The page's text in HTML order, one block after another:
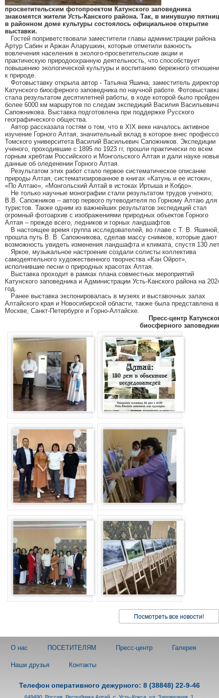
просветительским фотопроектом Катунского заповедника
знакомятся жители Усть-Канского района. Так, в минувшую
в районном доме культуры состоялось официальное открытие
выставки.
Гостей поприветствовали заместители главы администрации района
Артур Сабин и Аржан Аларушкин, которые отметили важность
вовлечения населения в эколого-просветительские акции и
практическую природоохранную деятельность, что способствует
повышению экологической культуры и воспитанию бережного
к природе.
Фотовыставку открыла автор - Татьяна Яшина, заместитель
Катунского биосферного заповедника по научной работе.
стала результатом десятилетней работы, в ходе которой было
более 6000 км маршрутов по следам экспедиций Василия
Сапожникова. Выставка подготовлена при поддержке Русского
географического общества.
Автор рассказала гостям о том, что в XIX веке началось активное
изучение Горного Алтая, значительный вклад в которое внес
Томского университета Василий Васильевич Сапожников. Экспедиции
ученого, проходившие с 1895 по 1923 гг, прошли практически по всем
горным хребтам Российского и Монгольского Алтая и дали науке
данные об оледенении Горного Алтая.
Результатом этих работ стало первое систематическое описание
природы Алтая, систематизированное в книгах «Катунь и ее истоки»,
«По Алтаю», «Монгольский Алтай в истоках Иртыша и Кобдо».
Не только научные монографии стали результатом трудов ученого;
В.В. Сапожников – автор первого путеводителя по Горному Алтаю для
туристов. Также одним из важнейших результатов экспедиций стал
огромный фотоархив с изображениями природных объектов Горного
Алтая – прежде всего, ледников и горных ландшафтов.
В настоящее время группа исследователей, во главе с Т. В. Яшиной,
прошла путь В. В. Сапожникова, сделав массу снимков, которые дают
возможность увидеть изменения ландшафта и климата, спустя 130
Яркое, музыкальное настроение создали солисты коллектива
самодеятельного художественного творчества «Кан Ойрот»,
исполнившие песни о природных красотах Алтая.
Выставка проходит в рамках плана совместных мероприятий
Катунского заповедника и Администрации Усть-Канского района на
год.
Ранее выставка экспонировалась в музеях и выставочных залах
Алтайского края и Новосибирской области, также была представлена в
Москве, Санкт-Петербурге и Горно-Алтайске.
Пресс-центр
биосферного
Посмотреть все новости!
О нас ПОСЕТИТЕЛЯМ Пресс-центр Галерея
Наши друзья Контакты
Телефон оперативного дежурного: 8 (38848) 22-9-46
649490, Россия, Республика Алтай, с. Усть-Кокса, ул. Заповедная, 1.